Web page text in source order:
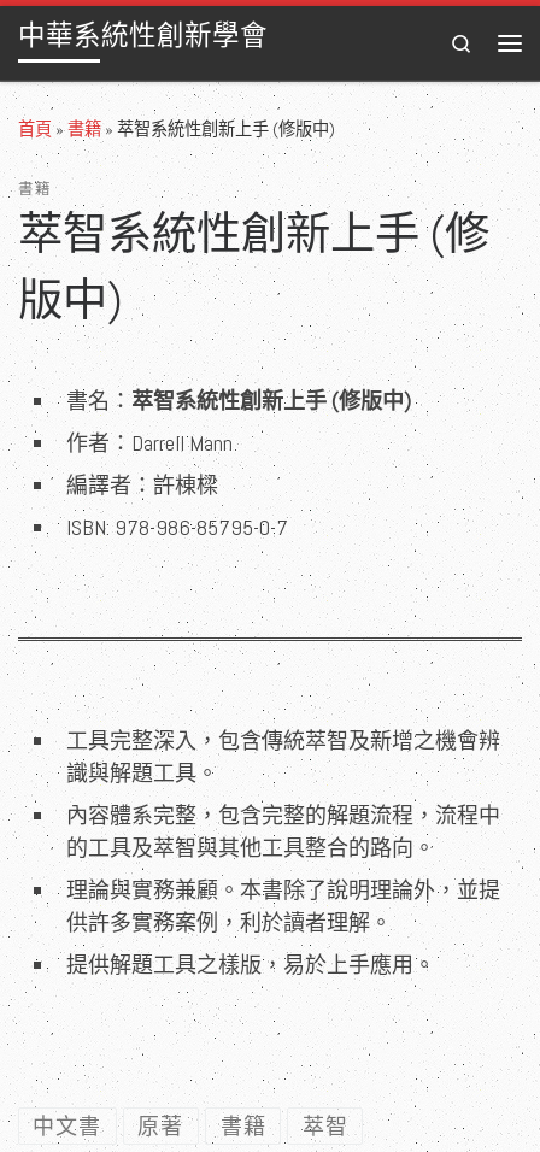
Skip to content
中華系統性創新學會
Search
首頁 » 書籍 » 萃智系統性創新上手 (修版中)
書籍
萃智系統性創新上手 (修
版中)
書名：萃智系統性創新上手 (修版中)
作者：Darrell Mann
編譯者：許棟樑
ISBN: 978-986-85795-0-7
工具完整深入，包含傳統萃智及新增之機會辨
識與解題工具。
內容體系完整，包含完整的解題流程，流程中
的工具及萃智與其他工具整合的路向。
理論與實務兼顧。本書除了說明理論外，並提
供許多實務案例，利於讀者理解。
提供解題工具之樣版，易於上手應用。
中文書 原著 書籍 萃智